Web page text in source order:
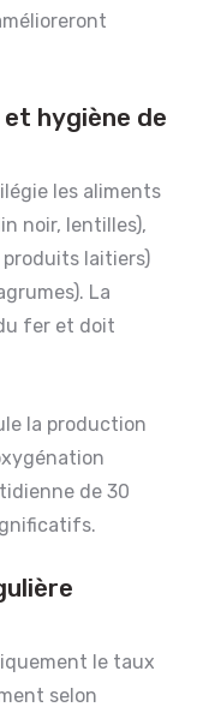
hygiène de
les aliments
noir, lentilles),
laitiers)
La
fer et doit
la production
de 30
le taux
selon